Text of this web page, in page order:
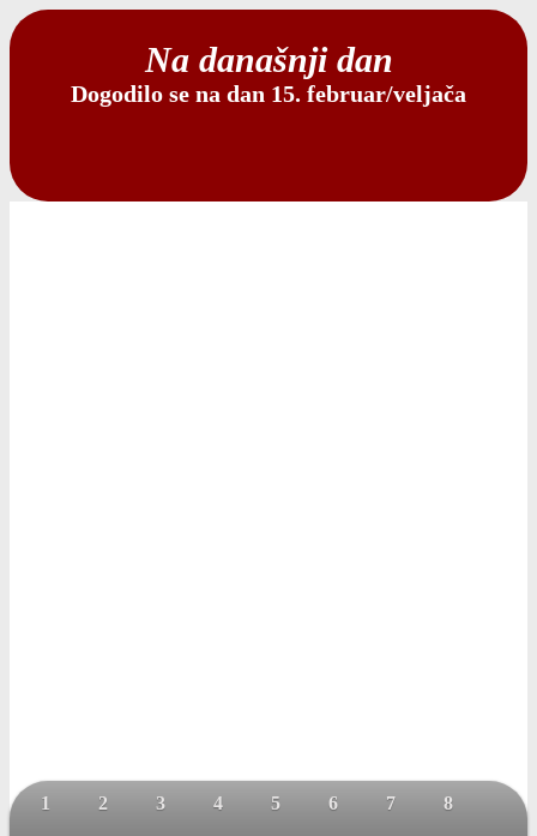
Na današnji dan
Dogodilo se na dan 15. februar/veljača
1 2 3 4 5 6 7 8